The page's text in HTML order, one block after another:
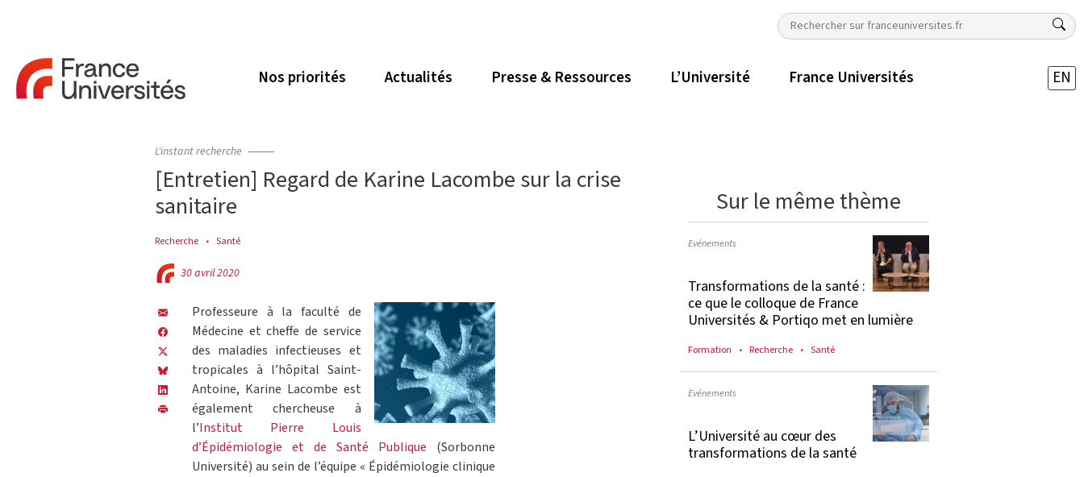
Nos priorités Actualités Presse & Ressources L’Université France Universités EN
L'instant recherche
[Entretien] Regard de Karine Lacombe sur la crise
sanitaire
Recherche Santé
30 avril 2020
Professeure à la faculté de
Médecine et cheffe de service
des maladies infectieuses et
tropicales à l’hôpital Saint-
Antoine, Karine Lacombe est
également chercheuse à
l’Institut Pierre Louis
d’Épidémiologie et de Santé Publique (Sorbonne
Université) au sein de l’équipe « Épidémiologie clinique
Sur le même thème
Evénements
Transformations de la santé :
ce que le colloque de France
Universités & Portiqo met en lumière
Formation Recherche Santé
Evénements
L’Université au cœur des
transformations de la santé